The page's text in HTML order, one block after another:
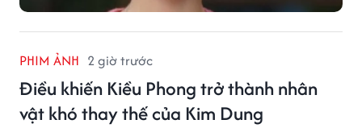
PHIM ẢNH 2 giờ trước
Điều khiến Kiều Phong trở thành nhân
vật khó thay thế của Kim Dung